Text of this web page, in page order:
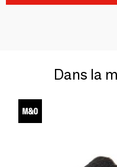
Dans la